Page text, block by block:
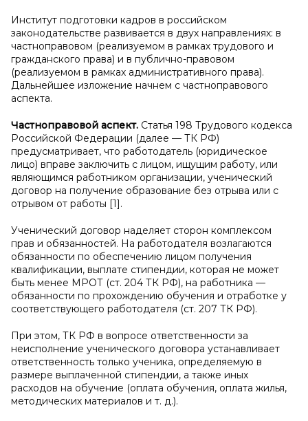
Институт подготовки кадров в российском
законодательстве развивается в двух направлениях: в
частноправовом (реализуемом в рамках трудового и
гражданского права) и в публично-правовом
(реализуемом в рамках административного права).
Дальнейшее изложение начнем с частноправового
аспекта.
Частноправовой аспект. Статья 198 Трудового кодекса
Российской Федерации (далее — ТК РФ)
предусматривает, что работодатель (юридическое
лицо) вправе заключить с лицом, ищущим работу, или
являющимся работником организации, ученический
договор на получение образование без отрыва или с
отрывом от работы [1].
Ученический договор наделяет сторон комплексом
прав и обязанностей. На работодателя возлагаются
обязанности по обеспечению лицом получения
квалификации, выплате стипендии, которая не может
быть менее МРОТ (ст. 204 ТК РФ), на работника —
обязанности по прохождению обучения и отработке у
соответствующего работодателя (ст. 207 ТК РФ).
При этом, ТК РФ в вопросе ответственности за
неисполнение ученического договора устанавливает
ответственность только ученика, определяемую в
размере выплаченной стипендии, а также иных
расходов на обучение (оплата обучения, оплата жилья,
методических материалов и т. д.).